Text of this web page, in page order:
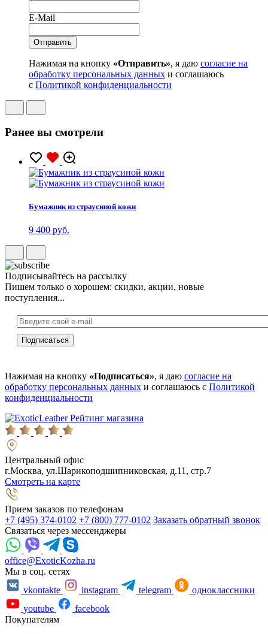
E-Mail
Нажимая на кнопку «Отправить», я даю согласие на
обработку персональных данных и соглашаюсь
с Политикой конфиденциальности
Ранее вы смотрели
Бумажник из страусиной кожи
9 400 руб.
Подписывайтесь на рассылку
Пишем только о хорошем: скидки, акции, новые
поступления...
Нажимая на кнопку «Подписаться», я даю согласие на
обработку персональных данных и соглашаюсь с Политикой
конфиденциальности
Рейтинг магазина
Центральный офис
г.Москва, ул.Шарикоподшипниковская, д.11, стр.7
Смотреть на карте
Прием заказов по телефонам
+7 (495) 374-0102 +7 (800) 777-0102 Заказать обратный звонок
Связаться через мессенджеры
office@ExoticKozha.ru
Мы в соц. сетях
vkontakte
instagram telegram
одноклассники
youtube
facebook
Покупателям